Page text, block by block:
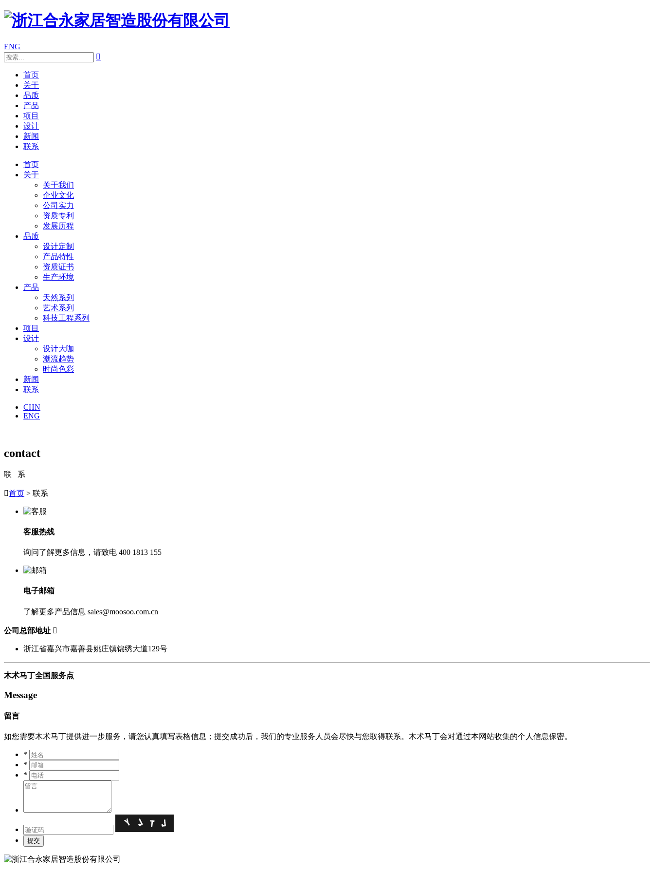
ENG

首页
关于
品质
产品
项目
设计
新闻
联系
首页
关于
关于我们
企业文化
公司实力
资质专利
发展历程
品质
设计定制
产品特性
资质证书
生产环境
产品
天然系列
艺术系列
科技工程系列
项目
设计
设计大咖
潮流趋势
时尚色彩
新闻
联系
CHN
ENG
contact
联 系
首页 > 联系
客服热线
询问了解更多信息，请致电 400 1813 155
电子邮箱
了解更多产品信息 sales@moosoo.com.cn
公司总部地址 
浙江省嘉兴市嘉善县姚庄镇锦绣大道129号
木术马丁全国服务点
Message
留言
如您需要木术马丁提供进一步服务，请您认真填写表格信息；提交成功后，我们的专业服务人员会尽快与您取得联系。木术马丁会对通过本网站收集的个人信息保密。
*
*
*